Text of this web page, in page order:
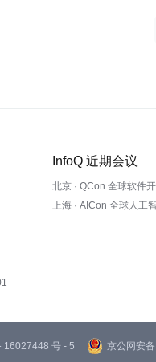
InfoQ 近期会议
北京 · QCon 全球软件
上海 · AICon 全球人工
16027448 号 - 5 京公网安